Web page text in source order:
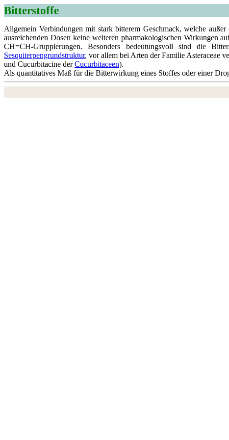
Bitterstoffe
Allgemein Verbindungen mit stark bitterem Geschmack, welche
ausreichenden Dosen keine weiteren pharmakologischen Wirkungen
CH=CH-Gruppierungen. Besonders bedeutungsvoll sind die
Sesquiterpengrundstruktur, vor allem bei Arten der Familie Asteraceae
und Cucurbitacine derCucurbitaceen).
Als quantitatives Maß für die Bitterwirkung eines Stoffes oder einer